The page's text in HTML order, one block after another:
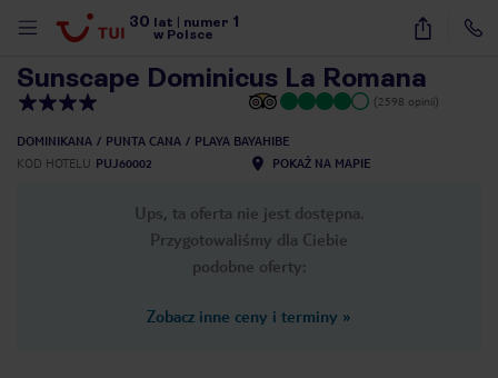
30 lat numer 1
w Polsce
32
Sunscape Dominicus La Romana
(2598 opinii)
DOMINIKANA PUNTA CANA
PLAYA BAYAHIBE
KOD HOTELU PUJ60002 POKAŻ NA MAPIE
Ups, ta oferta nie jest dostępna.
Przygotowaliśmy dla Ciebie
podobne oferty:
Zobacz inne ceny i terminy »